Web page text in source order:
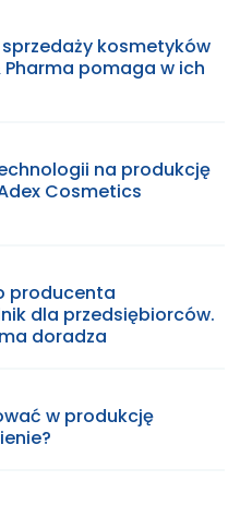
kosmetyków
pomaga w ich
na produkcję
Cosmetics
producenta
dla przedsiębiorców.
doradza
w produkcję